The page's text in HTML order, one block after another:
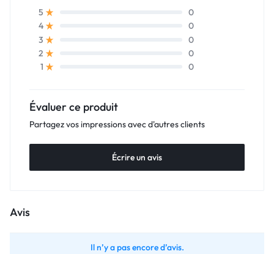
5
0
4
0
3
0
2
0
1
0
Évaluer ce produit
Partagez vos impressions avec d'autres clients
Écrire un avis
Avis
Il n’y a pas encore d’avis.